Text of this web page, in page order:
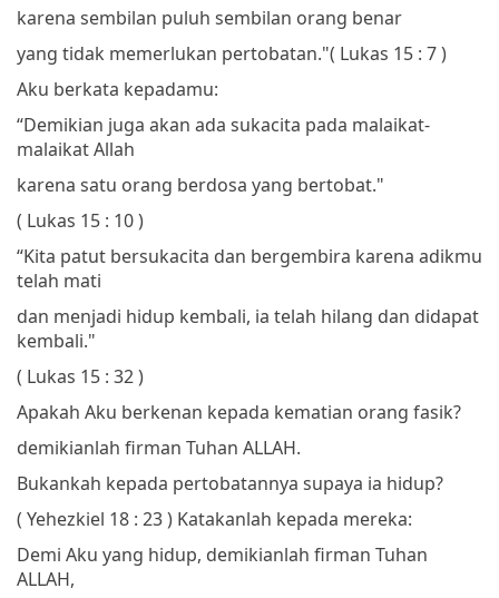
karena sembilan puluh sembilan orang benar
yang tidak memerlukan pertobatan."( Lukas 15 : 7 )
Aku berkata kepadamu:
“Demikian juga akan ada sukacita pada malaikat-
malaikat Allah
karena satu orang berdosa yang bertobat."
( Lukas 15 : 10 )
“Kita patut bersukacita dan bergembira karena adikmu
telah mati
dan menjadi hidup kembali, ia telah hilang dan didapat
kembali."
( Lukas 15 : 32 )
Apakah Aku berkenan kepada kematian orang fasik?
demikianlah firman Tuhan ALLAH.
Bukankah kepada pertobatannya supaya ia hidup?
( Yehezkiel 18 : 23 ) Katakanlah kepada mereka:
Demi Aku yang hidup, demikianlah firman Tuhan
ALLAH,